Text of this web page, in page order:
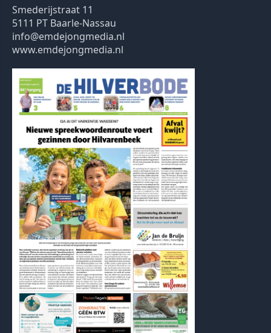
Smederijstraat 11
5111 PT Baarle-Nassau
info@emdejongmedia.nl
www.emdejongmedia.nl